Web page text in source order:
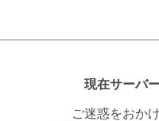
現在サーバ
ご迷惑をおか